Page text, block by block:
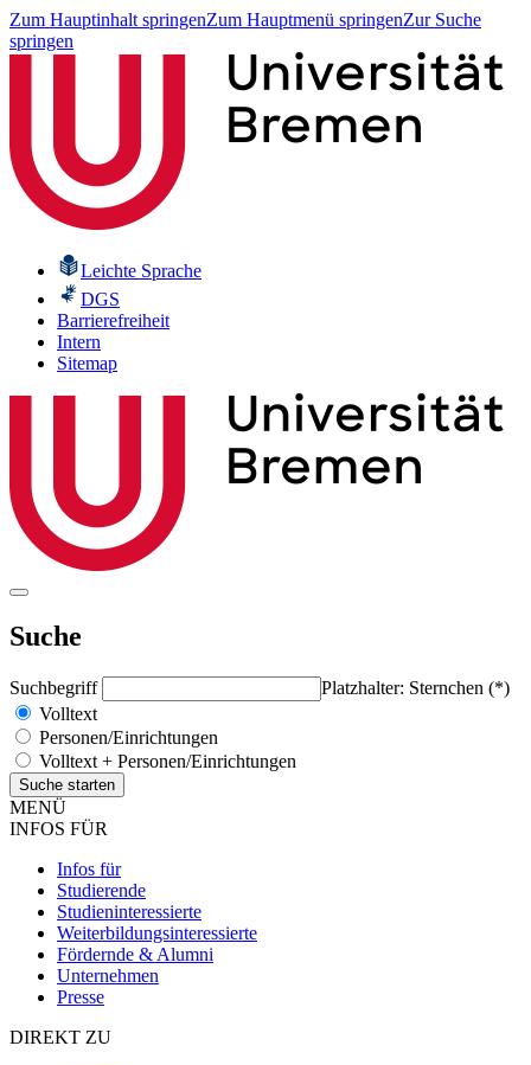
Zum Hauptinhalt springenZum Hauptmenü springenZur Suche
springen
Leichte Sprache
DGS
Barrierefreiheit
Intern
Sitemap
Suche
Suchbegriff
Platzhalter: Sternchen (*)
Volltext
Personen/Einrichtungen
Volltext + Personen/Einrichtungen
MENÜ
INFOS FÜR
Infos für
Studierende
Studieninteressierte
Weiterbildungsinteressierte
Fördernde & Alumni
Unternehmen
Presse
DIREKT ZU